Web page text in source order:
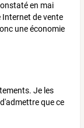
en mai
de vente
une économie
Je les
que ce